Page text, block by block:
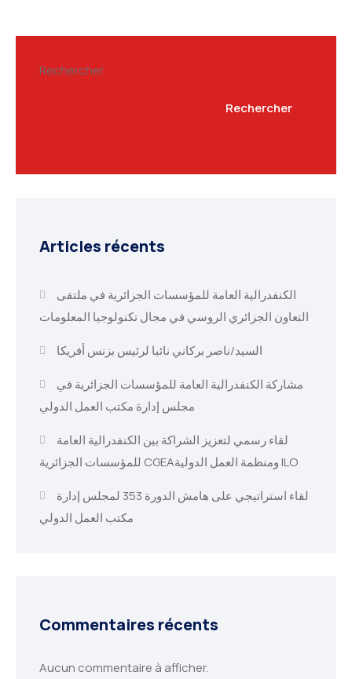
Rechercher
Rechercher
Articles récents
الكنفدرالية العامة للمؤسسات الجزائرية في ملتقى
التعاون الجزائري الروسي في مجال تكنولوجيا المعلومات
السيد/ناصر بركاني نائبا لرئيس بزنس أفريكا
مشاركة الكنفدرالية العامة للمؤسسات الجزائرية في
مجلس إدارة مكتب العمل الدولي
لقاء رسمي لتعزيز الشراكة بين الكنفدرالية العامة
للمؤسسات الجزائرية CGEAومنظمة العمل الدولية ILO
لقاء استراتيجي على هامش الدورة 353 لمجلس إدارة
مكتب العمل الدولي
Commentaires récents
Aucun commentaire à afficher.